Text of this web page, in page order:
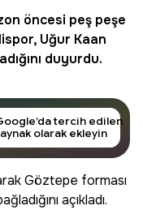
öncesi peş peşe
, Uğur Kaan
duyurdu.
tercih edilen
olarak ekleyin
Göztepe forması
açıkladı.